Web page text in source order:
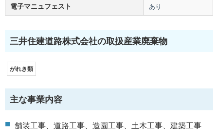
電子マニュフェスト あり
三井住建道路株式会社の取扱産業廃棄物
がれき類
主な事業内容
舗装工事、道路工事、造園工事、土木工事、建築工事